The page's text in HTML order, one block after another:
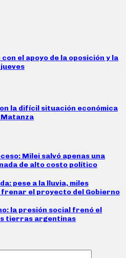
el apoyo de la oposición y la
la difícil situación económica
Matanza
Milei salvó apenas una
de alto costo político
pese a la lluvia, miles
el proyecto del Gobierno
la presión social frenó el
tierras argentinas